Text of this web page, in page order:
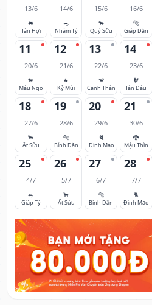
13/6
🐖
Tân Hợi
14/6
🐀
Nhâm Tý
15/6
🐂
Quý Sửu
16/6
🐅
Giáp Dần
11
20/6
🐎
Mậu Ngọ
12
21/6
🐐
Kỷ Mùi
13
22/6
🐒
Canh Thân
14
23/6
🐓
Tân Dậu
18
27/6
🐂
Ất Sửu
19
28/6
🐅
Bính Dần
20
29/6
🐈
Đinh Mão
21
30/6
🐉
Mậu Thìn
25
4/7
🐀
Giáp Tý
26
5/7
🐂
Ất Sửu
27
6/7
🐅
Bính Dần
28
7/7
🐈
Đinh Mão